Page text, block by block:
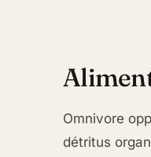
Omnivore
détritus